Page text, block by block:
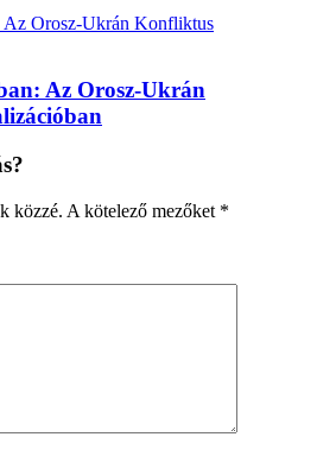
Az Orosz-Ukrán
közzé. A kötelező mezőket *